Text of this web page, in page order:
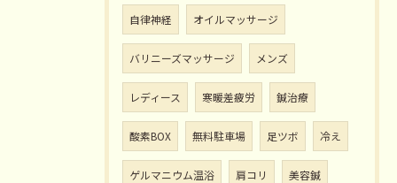
自律神経 オイルマッサージ
バリニーズマッサージ メンズ
レディース 寒暖差疲労 鍼治療
酸素BOX 無料駐車場 足ツボ 冷え
ゲルマニウム温浴 肩コリ 美容鍼